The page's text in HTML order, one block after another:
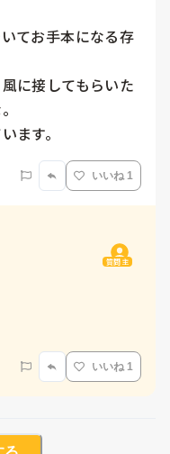
てお手本になる存
に接してもらいた
ます。
いいね 1
質問主
いいね 1